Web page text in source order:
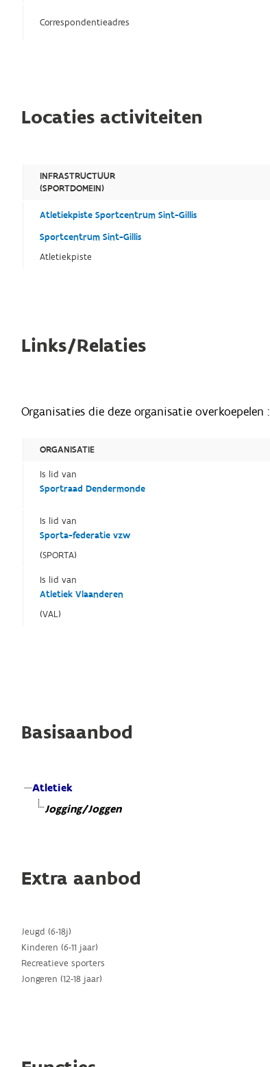
Correspondentieadres
Locaties activiteiten
INFRASTRUCTUUR
(SPORTDOMEIN)
Atletiekpiste Sportcentrum Sint-Gillis
Sportcentrum Sint-Gillis
Atletiekpiste
Links/Relaties
Organisaties die deze organisatie overkoepelen :
ORGANISATIE
Is lid van
Sportraad Dendermonde
Is lid van
Sporta-federatie vzw
(SPORTA)
Is lid van
Atletiek Vlaanderen
(VAL)
Basisaanbod
Atletiek
Jogging/Joggen
Extra aanbod
Jeugd (6-18j)
Kinderen (6-11 jaar)
Recreatieve sporters
Jongeren (12-18 jaar)